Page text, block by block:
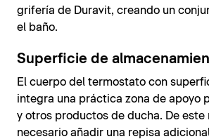
grifería de Duravit, creando un
el baño.
Superficie de
El cuerpo del termostato con
integra una práctica zona de apoyo
y otros productos de ducha. De este
necesario añadir una repisa